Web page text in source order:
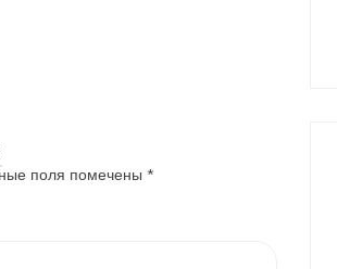
поля помечены *